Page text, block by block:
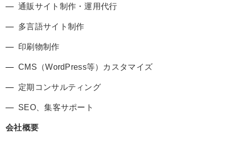
通販サイト制作・運用代行
多言語サイト制作
印刷物制作
CMS（WordPress等）カスタマイズ
定期コンサルティング
SEO、集客サポート
会社概要